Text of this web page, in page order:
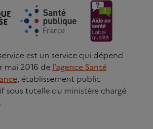
est un service qui dépend
mai 2016 de l’agence Santé
, établissement public
sous tutelle du ministère chargé